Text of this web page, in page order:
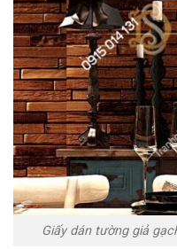
Giấy dán tường giả